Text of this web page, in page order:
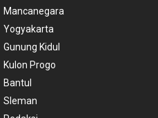
Mancanegara
Yogyakarta
Gunung Kidul
Kulon Progo
Bantul
Sleman